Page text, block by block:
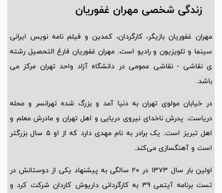
زندگی شخصی مهران غفوریان
مهران غفوریان بازیگر، کارگردان، کمدین و فیلم نامه نویس ایرانی
سینما و تلویزیون و رادیو است. مهران غفوریان فارغ التحصیل رشته
ی نقاشی - نقاشی عمومی در دانشگاه آزاد واحد تهران مرکز می
باشد.
در خیابان مولوی تهران به دنیا آمد و بزرگ شده تهرانسر و محله
دریاست. پدرش ناخدای نیروی دریایی و اهل تهران و مادرش معلم و
اهل تبریز است. یک برادر به نام مهدی دارد که از او ۵ سال بزرگتر
است و آهنگسازی می‌کند.
اولین بار سال 1373 در 20 سالگی به پیشنهاد یکی از دوستانش در
تست برنامه آیتمی 39 به کارگردانی داریوش کاردان شرکت کرد و